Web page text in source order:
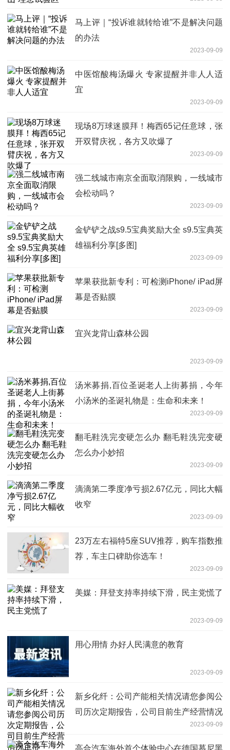
马上评｜“投诉谁就转给谁”不是解决问题
的办法
2023-09-09
中医馆酸梅汤爆火 专家提醒并非人人适
宜
2023-09-09
现场8万球迷膜拜！梅西65记任意球，张
开双臂庆祝，各方又吹爆了
2023-09-09
强二线城市南京全面取消限购，一线城市
会松动吗？
2023-09-09
金铲铲之战s9.5宝典奖励大全 s9.5宝典英
雄福利分享[多图]
2023-09-09
苹果获批新专利：可检测iPhone/ iPad屏
幕是否贴膜
2023-09-09
宜兴龙背山森林公园
2023-09-09
汤米募捐,百位圣诞老人上街募捐，今年
小汤米的圣诞礼物是：生命和未来！
2023-09-09
翻毛鞋洗完变硬怎么办 翻毛鞋洗完变硬
怎么办小妙招
2023-09-09
滴滴第二季度净亏损2.67亿元，同比大幅
收窄
2023-09-09
23万左右福特5座SUV推荐，购车指数推
荐，车主口碑助你选车！
2023-09-09
美媒：拜登支持率持续下滑，民主党慌了
2023-09-09
用心用情 办好人民满意的教育
2023-09-09
新乡化纤：公司产能相关情况请您参阅公
司历次定期报告，公司目前生产经营情况
2023-09-09
高合汽车海外首个体验中心在德国慕尼黑